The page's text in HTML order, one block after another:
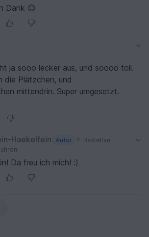
Dank 😊
ja sooo lecker aus, und soooo toll.
die Plätzchen, und
mittendrin. Super umgesetzt.
Haekelfein Autor
Bastelfan
Da freu ich mich! :)